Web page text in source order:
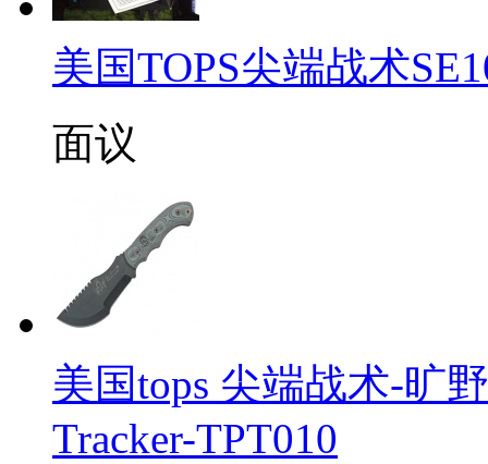
美国TOPS尖端战术
面议
美国tops 尖端战术-旷
Tracker-TPT010